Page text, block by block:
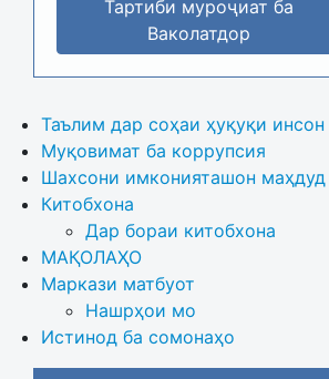
Тартиби муроҷиат ба
Ваколатдор
Таълим дар соҳаи ҳуқуқи инсон
Муқовимат ба коррупсия
Шахсони имконияташон маҳдуд
Китобхона
Дар бораи китобхона
МАҚОЛАҲО
Маркази матбуот
Нашрҳои мо
Истинод ба сомонаҳо